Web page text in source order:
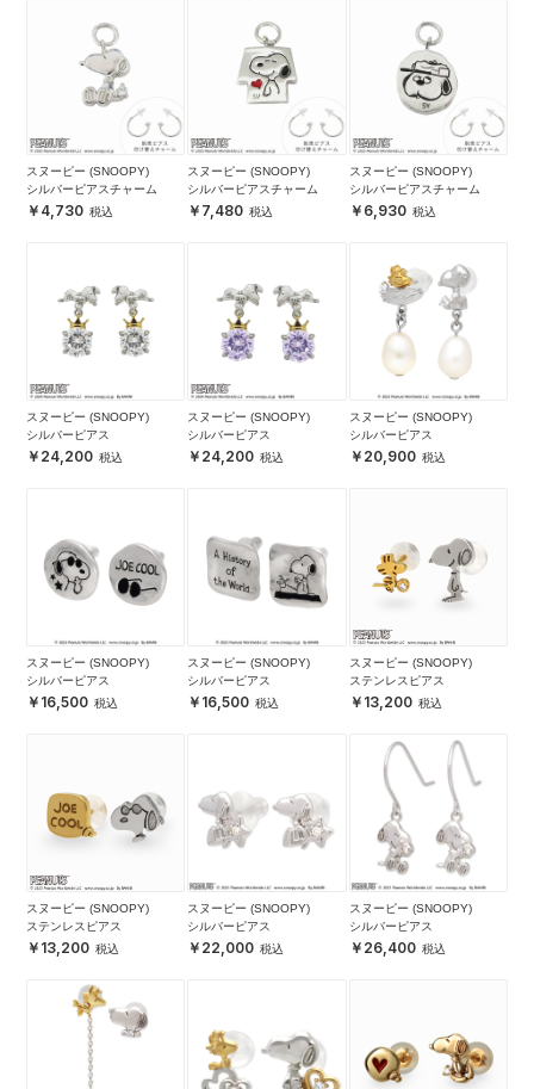
スヌーピー (SNOOPY)
シルバーピアスチャーム
4,730
スヌーピー (SNOOPY)
シルバーピアスチャーム
7,480
スヌーピー (SNOOPY)
シルバーピアスチャーム
6,930
スヌーピー (SNOOPY)
シルバーピアス
24,200
スヌーピー (SNOOPY)
シルバーピアス
24,200
スヌーピー (SNOOPY)
シルバーピアス
20,900
スヌーピー (SNOOPY)
シルバーピアス
16,500
スヌーピー (SNOOPY)
シルバーピアス
16,500
スヌーピー (SNOOPY)
ステンレスピアス
13,200
スヌーピー (SNOOPY)
ステンレスピアス
13,200
スヌーピー (SNOOPY)
シルバーピアス
22,000
スヌーピー (SNOOPY)
シルバーピアス
26,400